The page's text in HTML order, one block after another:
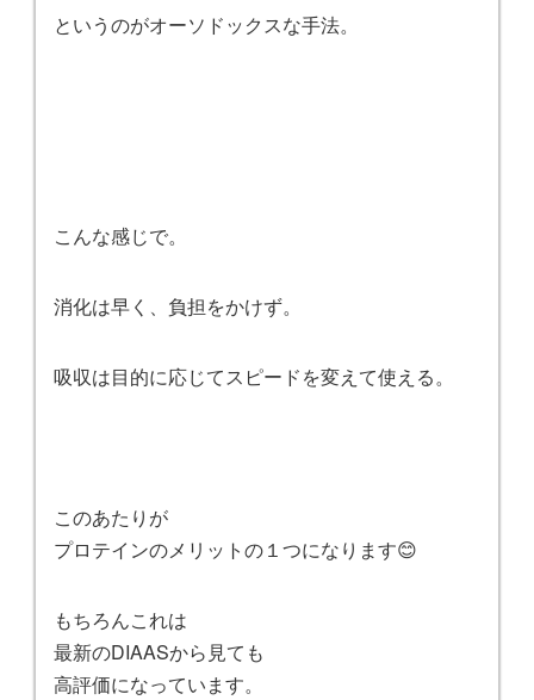
というのがオーソドックスな手法。
こんな感じで。
消化は早く、負担をかけず。
吸収は目的に応じてスピードを変えて使える。
このあたりが
プロテインのメリットの１つになります😊
もちろんこれは
最新のDIAASから見ても
高評価になっています。